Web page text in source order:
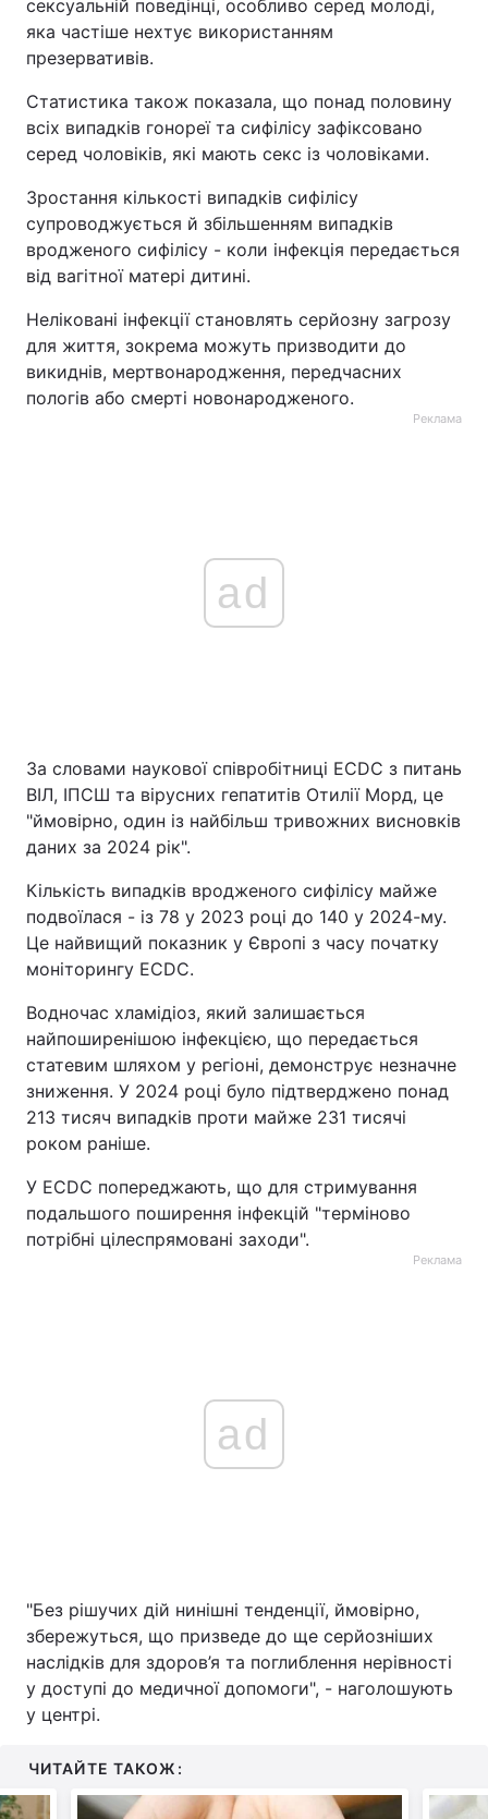
сексуальній поведінці, особливо серед молоді,
яка частіше нехтує використанням
презервативів.
Статистика також показала, що понад половину
всіх випадків гонореї та сифілісу зафіксовано
серед чоловіків, які мають секс із чоловіками.
Зростання кількості випадків сифілісу
супроводжується й збільшенням випадків
вродженого сифілісу - коли інфекція передається
від вагітної матері дитині.
Неліковані інфекції становлять серйозну загрозу
для життя, зокрема можуть призводити до
викиднів, мертвонародження, передчасних
пологів або смерті новонародженого.
Реклама
ad
За словами наукової співробітниці ECDC з питань
ВІЛ, ІПСШ та вірусних гепатитів Отилії Морд, це
"ймовірно, один із найбільш тривожних висновків
даних за 2024 рік".
Кількість випадків вродженого сифілісу майже
подвоїлася - із 78 у 2023 році до 140 у 2024-му.
Це найвищий показник у Європі з часу початку
моніторингу ECDC.
Водночас хламідіоз, який залишається
найпоширенішою інфекцією, що передається
статевим шляхом у регіоні, демонструє незначне
зниження. У 2024 році було підтверджено понад
213 тисяч випадків проти майже 231 тисячі
роком раніше.
У ECDC попереджають, що для стримування
подальшого поширення інфекцій "терміново
потрібні цілеспрямовані заходи".
Реклама
ad
"Без рішучих дій нинішні тенденції, ймовірно,
збережуться, що призведе до ще серйозніших
наслідків для здоров’я та поглиблення нерівності
у доступі до медичної допомоги", - наголошують
у центрі.
ЧИТАЙТЕ ТАКОЖ: